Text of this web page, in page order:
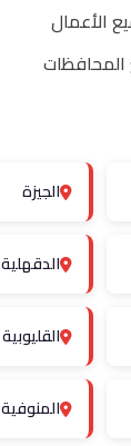
الأعمال
الجيزة
الدقهلية
القليوبية
المنوفية